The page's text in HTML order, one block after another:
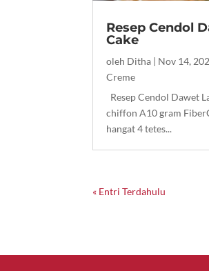
Resep Cendol
Cake
oleh Ditha | Nov 14,
Creme
Resep Cendol Dawet
chiffon A10 gram
hangat 4 tetes...
« Entri Terdahulu